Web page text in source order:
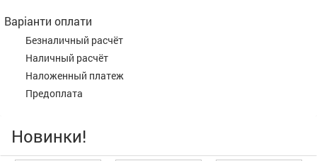
Варіанти оплати
Безналичный расчёт
Наличный расчёт
Наложенный платеж
Предоплата
Новинки!